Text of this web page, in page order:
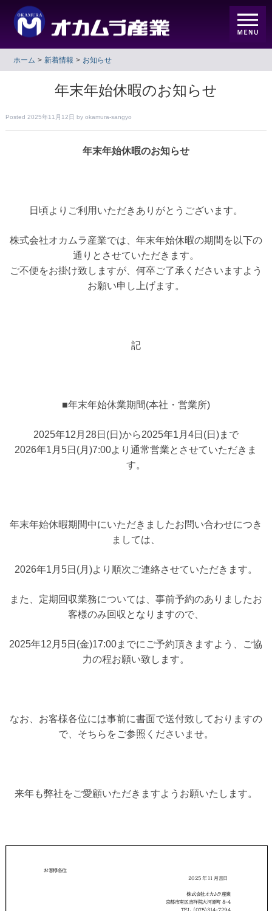
ホーム 新着情報 お知らせ
年末年始休暇のお知らせ
Posted 2025年11月12日 by okamura-sangyo
年末年始休暇のお知らせ
日頃よりご利用いただきありがとうございます。
株式会社オカムラ産業では、年末年始休暇の期間を以下の
通りとさせていただきます。
ご不便をお掛け致しますが、何卒ご了承くださいますよう
お願い申し上げます。
記
■年末年始休業期間(本社・営業所)
2025年12月28日(日)から2025年1月4日(日)まで
2026年1月5日(月)7:00より通常営業とさせていただきま
す。
年末年始休暇期間中にいただきましたお問い合わせにつき
ましては、
2026年1月5日(月)より順次ご連絡させていただきます。
また、定期回収業務については、事前予約のありましたお
客様のみ回収となりますので、
2025年12月5日(金)17:00までにご予約頂きますよう、ご協
力の程お願い致します。
なお、お客様各位には事前に書面で送付致しておりますの
で、そちらをご参照くださいませ。
来年も弊社をご愛顧いただきますようお願いたします。